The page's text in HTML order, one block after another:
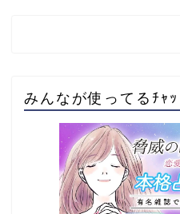
みんなが使ってるﾁｬｯ